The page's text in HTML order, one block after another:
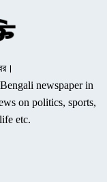
newspaper in
on politics, sports,
etc.